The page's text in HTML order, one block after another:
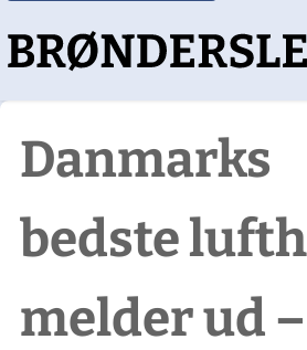
Danmarks
bedste
melder ud –